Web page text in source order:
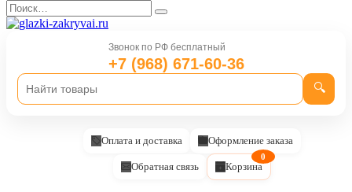
Перейти
к
содержанию
Search
for:
Звонок по РФ бесплатный
+7 (968) 671-60-36
🔍
Оплата и доставка Оформление заказа
Обратная связь Корзина
0